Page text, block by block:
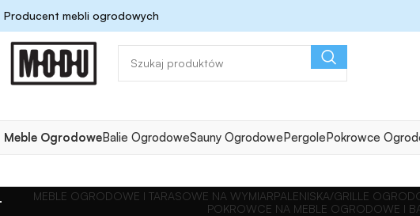
Producent mebli ogrodowych
Meble OgrodoweBalie OgrodoweSauny OgrodowePergolePokrowce
MEBLE OGRODOWE I TARASOWE NA WYMIARPALENISKA/GRILLE
POKROWCE NA MEBLE OGRODOWE I